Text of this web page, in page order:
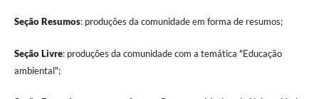
Seção Resumos: produções da comunidade em forma de resumos;
Seção Livre: produções da comunidade com a temática "Educação
ambiental";